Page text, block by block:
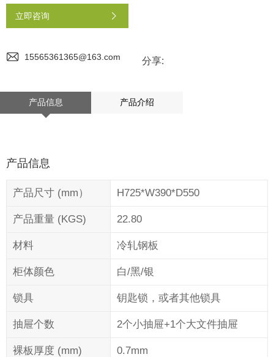
立即咨询
15565361365@163.com 分享:
产品信息 产品介绍
产品信息
产品尺寸 (mm） H725*W390*D550
产品重量 (KGS) 22.80
材料 冷轧钢板
柜体颜色 白/黑/银
锁具 钥匙锁，或者其他锁具
抽屉个数 2个小抽屉+1个大文件抽屉
裸板厚度 (mm) 0.7mm